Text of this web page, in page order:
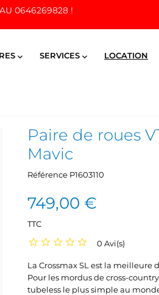
0646269828 !
 SERVICES  LOCATION
Paire de roues
Mavic
Référence P1603110
749,00 €
TTC
0 Avi(s)
La Crossmax SL est la meilleure
Pour les mordus de cross-
tubeless le plus simple au